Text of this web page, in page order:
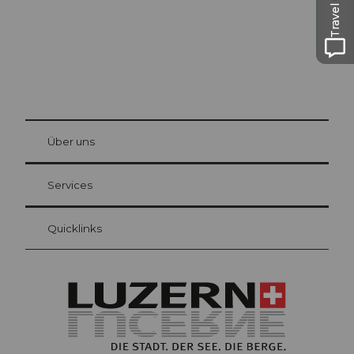
Gästekarte Luzern
Ihre Vorteile als Übernachtungsgast
at Bre
Über uns
Services
Quicklinks